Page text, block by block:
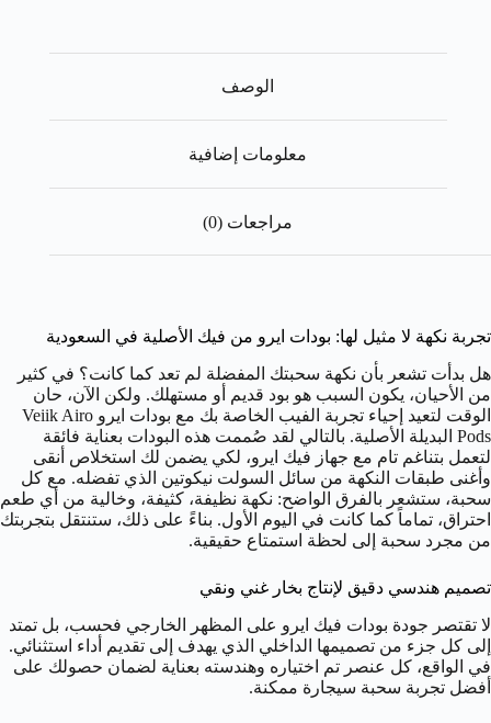
الوصف
معلومات إضافية
مراجعات (0)
تجربة نكهة لا مثيل لها: بودات ايرو من فيك الأصلية في السعودية
هل بدأت تشعر بأن نكهة سحبتك المفضلة لم تعد كما كانت؟ في كثير
من الأحيان، يكون السبب هو بود قديم أو مستهلك. ولكن الآن، حان
الوقت لتعيد إحياء تجربة الفيب الخاصة بك مع بودات ايرو Veiik Airo
Pods البديلة الأصلية. بالتالي لقد صُممت هذه البودات بعناية فائقة
لتعمل بتناغم تام مع جهاز فيك ايرو، لكي يضمن لك استخلاص أنقى
وأغنى طبقات النكهة من سائل السولت نيكوتين الذي تفضله. مع كل
سحبة، ستشعر بالفرق الواضح: نكهة نظيفة، كثيفة، وخالية من أي طعم
احتراق، تماماً كما كانت في اليوم الأول. بناءً على ذلك، ستنتقل بتجربتك
من مجرد سحبة إلى لحظة استمتاع حقيقية.
تصميم هندسي دقيق لإنتاج بخار غني ونقي
لا تقتصر جودة بودات فيك ايرو على المظهر الخارجي فحسب، بل تمتد
إلى كل جزء من تصميمها الداخلي الذي يهدف إلى تقديم أداء استثنائي.
في الواقع، كل عنصر تم اختياره وهندسته بعناية لضمان حصولك على
أفضل تجربة سحبة سيجارة ممكنة.